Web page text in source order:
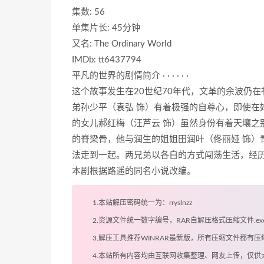
集数: 56
单集片长: 45分钟
又名: The Ordinary World
IMDb: tt6437794
平凡的世界的剧情简介 · · · · · ·
这个故事发生在20世纪70年代，文革的余波仍
弟孙少平（袁弘 饰）有着极强的自尊心，即使
的女儿郝红梅（汪芦云 饰）虽然身份有着天壤
的脊梁骨，他与润生的姐姐田润叶（佟丽娅 饰
法走到一起。两兄弟以各自的方式闯荡生活，经
本剧根据路遥的同名小说改编。
1.本站解压密码统一为：rryslnzz
2.资源文件统一数字编号，RAR自解压格式压缩文件
3.解压工具推荐WINRAR最新版，所有压缩文件都有
4.本站所有内容均由互联网收集整理、网友上传，仅